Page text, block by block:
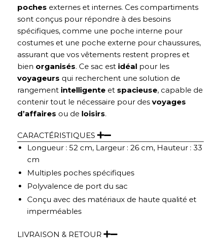
poches externes et internes. Ces compartiments
sont conçus pour répondre à des besoins
spécifiques, comme une poche interne pour
costumes et une poche externe pour chaussures,
assurant que vos vêtements restent propres et
bien organisés. Ce sac est idéal pour les
voyageurs qui recherchent une solution de
rangement intelligente et spacieuse, capable de
contenir tout le nécessaire pour des voyages
d’affaires ou de loisirs.
CARACTÉRISTIQUES
Longueur : 52 cm, Largeur : 26 cm, Hauteur : 33
cm
Multiples poches spécifiques
Polyvalence de port du sac
Conçu avec des matériaux de haute qualité et
imperméables
LIVRAISON & RETOUR